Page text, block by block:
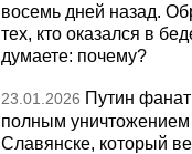
восемь дней назад.
тех, кто оказался в
думаете: почему?
23.01.2026 Путин
полным уничтожением
Славянске, который